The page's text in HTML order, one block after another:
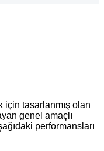
için tasarlanmış olan
genel amaçlı
performansları